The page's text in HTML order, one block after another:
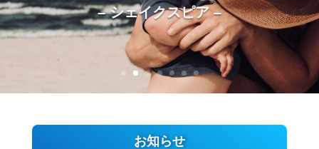
– シェイクスピア –
お知らせ